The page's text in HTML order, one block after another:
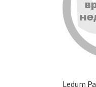
Ledum